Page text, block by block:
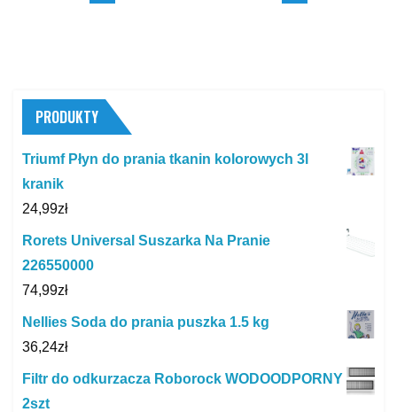
PRODUKTY
Triumf Płyn do prania tkanin kolorowych 3l
kranik
24,99zł
Rorets Universal Suszarka Na Pranie
226550000
74,99zł
Nellies Soda do prania puszka 1.5 kg
36,24zł
Filtr do odkurzacza Roborock WODOODPORNY
2szt